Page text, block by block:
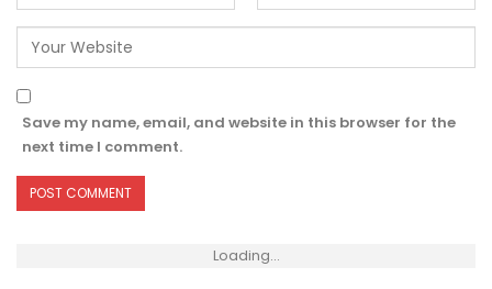
Save my name, email, and website in this browser for the
next time I comment.
Loading...